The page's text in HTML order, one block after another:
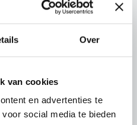
Over
van cookies
en advertenties te
social media te bieden
zelfstandige te
personeel te kunnen
op basis van
vaste aanneemsom.